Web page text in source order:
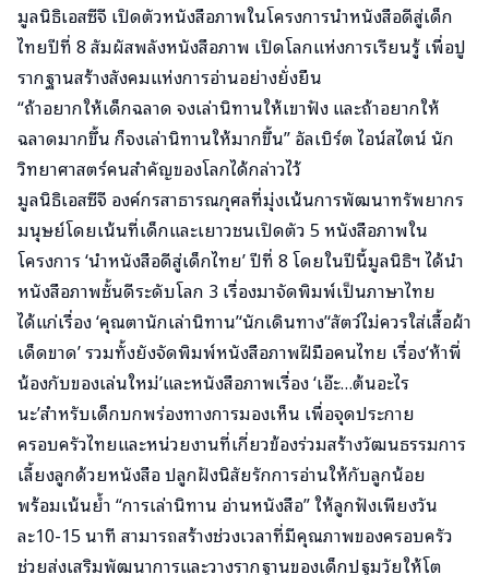
มูลนิธิเอสซีจี เปิดตัวหนังสือภาพในโครงการนำหนังสือดีสู่เด็ก
ไทยปีที่ 8 สัมผัสพลังหนังสือภาพ เปิดโลกแห่งการเรียนรู้ เพื่อปู
รากฐานสร้างสังคมแห่งการอ่านอย่างยั่งยืน
“ถ้าอยากให้เด็กฉลาด จงเล่านิทานให้เขาฟัง และถ้าอยากให้
ฉลาดมากขึ้น ก็จงเล่านิทานให้มากขึ้น” อัลเบิร์ต ไอน์สไตน์ นัก
วิทยาศาสตร์คนสำคัญของโลกได้กล่าวไว้
มูลนิธิเอสซีจี องค์กรสาธารณกุศลที่มุ่งเน้นการพัฒนาทรัพยากร
มนุษย์โดยเน้นที่เด็กและเยาวชนเปิดตัว 5 หนังสือภาพใน
โครงการ ‘นำหนังสือดีสู่เด็กไทย’ ปีที่ 8 โดยในปีนี้มูลนิธิฯ ได้นำ
หนังสือภาพชั้นดีระดับโลก 3 เรื่องมาจัดพิมพ์เป็นภาษาไทย
ได้แก่เรื่อง ‘คุณตานักเล่านิทาน’‘นักเดินทาง’‘สัตว์ไม่ควรใส่เสื้อผ้า
เด็ดขาด’ รวมทั้งยังจัดพิมพ์หนังสือภาพฝีมือคนไทย เรื่อง‘ห้าพี่
น้องกับของเล่นใหม่’และหนังสือภาพเรื่อง ‘เอ๊ะ…ต้นอะไร
นะ’สำหรับเด็กบกพร่องทางการมองเห็น เพื่อจุดประกาย
ครอบครัวไทยและหน่วยงานที่เกี่ยวข้องร่วมสร้างวัฒนธรรมการ
เลี้ยงลูกด้วยหนังสือ ปลูกฝังนิสัยรักการอ่านให้กับลูกน้อย
พร้อมเน้นย้ำ “การเล่านิทาน อ่านหนังสือ” ให้ลูกฟังเพียงวัน
ละ10-15 นาที สามารถสร้างช่วงเวลาที่มีคุณภาพของครอบครัว
ช่วยส่งเสริมพัฒนาการและวางรากฐานของเด็กปฐมวัยให้โต